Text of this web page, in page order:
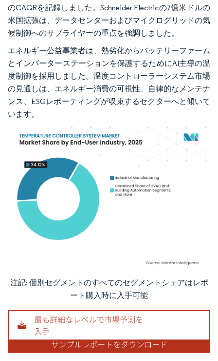
のCAGRを記録しました。Schneider Electricの7億米ドルの
米国拡張は、データセンターおよびマイクログリッドの気
候制御へのサプライヤーの重点を強調しました。
エネルギー公益事業者は、熱劣化からバッテリーファーム
とインバーターステーションを保護するためにAI主導の温
度制御を採用しました。温度コントローラーシステム市場
の見通しは、エネルギー消費の可視性、自律的なメンテナ
ンス、ESGレポーティングが収束するセクターへと傾いて
います。
画像 © Mordor Intelligence。再利用にはCC BY 4.0の表示が必要です。
注記: 個別セグメントのすべてのセグメントシェアはレポ
ート購入時に入手可能